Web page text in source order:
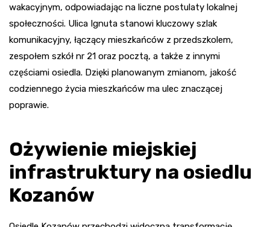
wakacyjnym, odpowiadając na liczne postulaty lokalnej
społeczności. Ulica Ignuta stanowi kluczowy szlak
komunikacyjny, łączący mieszkańców z przedszkolem,
zespołem szkół nr 21 oraz pocztą, a także z innymi
częściami osiedla. Dzięki planowanym zmianom, jakość
codziennego życia mieszkańców ma ulec znaczącej
poprawie.
Ożywienie miejskiej
infrastruktury na osiedlu
Kozanów